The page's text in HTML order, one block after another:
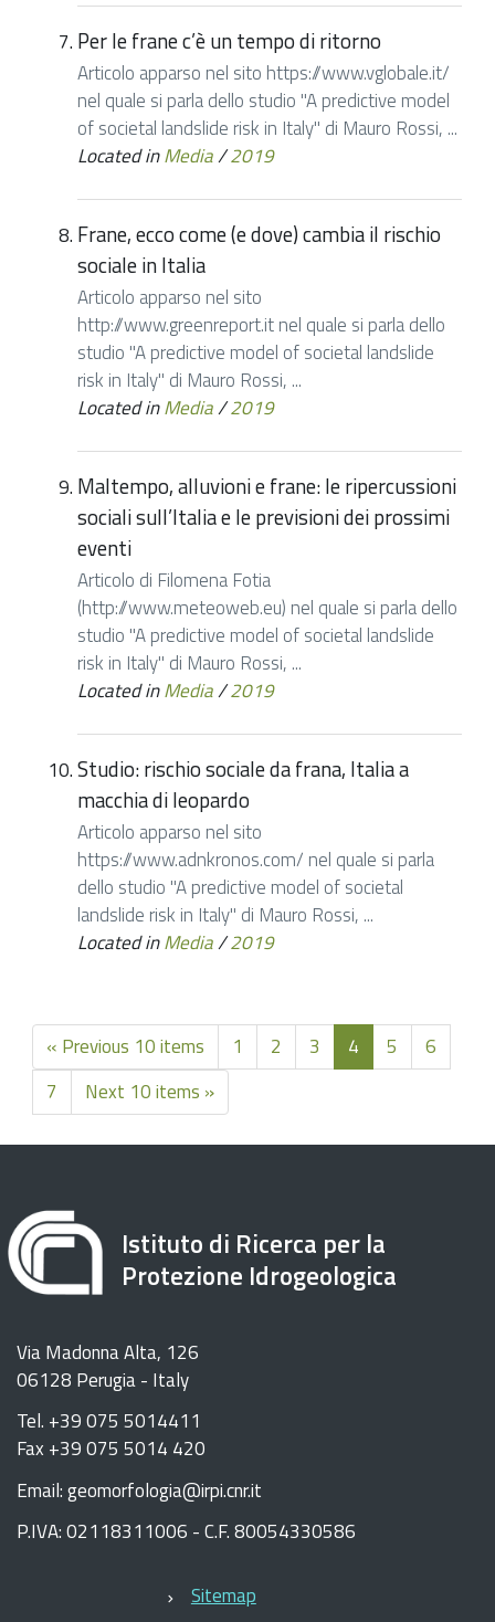
Per le frane c’è un tempo di ritorno
Articolo apparso nel sito https://www.vglobale.it/
nel quale si parla dello studio "A predictive model
of societal landslide risk in Italy" di Mauro Rossi, ...
Located inMedia/2019
Frane, ecco come (e dove) cambia il rischio
sociale in Italia
Articolo apparso nel sito
http://www.greenreport.it nel quale si parla dello
studio "A predictive model of societal landslide
risk in Italy" di Mauro Rossi, ...
Located inMedia/2019
Maltempo, alluvioni e frane: le ripercussioni
sociali sull’Italia e le previsioni dei prossimi
eventi
Articolo di Filomena Fotia
(http://www.meteoweb.eu) nel quale si parla dello
studio "A predictive model of societal landslide
risk in Italy" di Mauro Rossi, ...
Located inMedia/2019
Studio: rischio sociale da frana, Italia a
macchia di leopardo
Articolo apparso nel sito
https://www.adnkronos.com/ nel quale si parla
dello studio "A predictive model of societal
landslide risk in Italy" di Mauro Rossi, ...
Located inMedia/2019
« Previous 10 items 1 2 3 4 5
6
7
Next 10 items »
Istituto di Ricerca per la
Protezione Idrogeologica
Via Madonna Alta, 126
06128 Perugia - Italy
Tel. +39 075 5014411
Fax +39 075 5014 420
Email: geomorfologia@irpi.cnr.it
P.IVA: 02118311006 - C.F. 80054330586
Sitemap